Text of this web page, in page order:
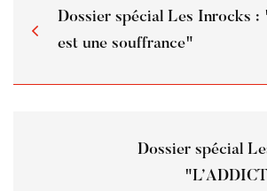
Dossier spécial Les Inrocks
est une souffrance"
Dossier spécial